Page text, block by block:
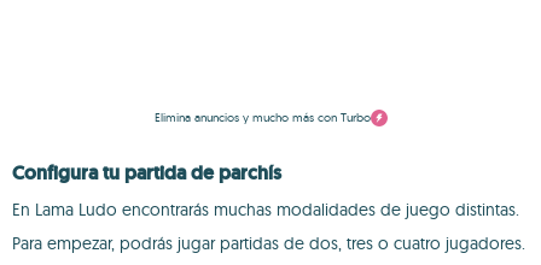
Elimina anuncios y mucho más con Turbo
Configura tu partida de parchís
En Lama Ludo encontrarás muchas modalidades de juego distintas.
Para empezar, podrás jugar partidas de dos, tres o cuatro jugadores.